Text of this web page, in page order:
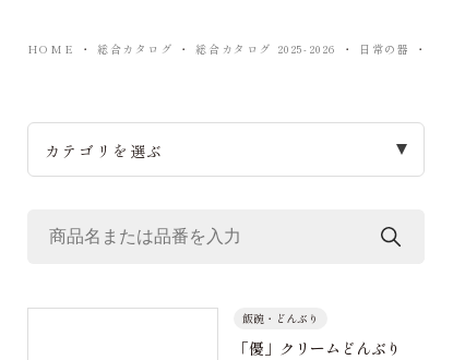
HOME ・総合カタログ ・総合カタログ 2025-2026 ・ 日常の器 ・
カテゴリを選ぶ
飯碗・どんぶり
「優」クリームどんぶり